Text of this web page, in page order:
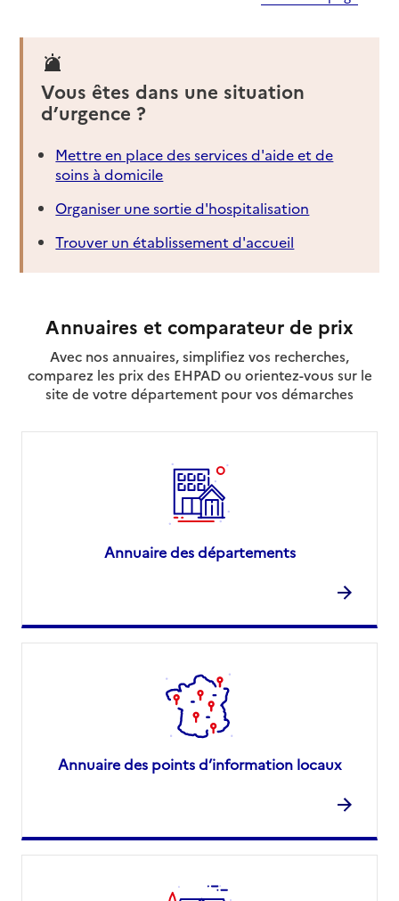
Vous êtes dans une situation
d’urgence ?
Mettre en place des services d'aide et de
soins à domicile
Organiser une sortie d'hospitalisation
Trouver un établissement d'accueil
Annuaires et comparateur de prix
Avec nos annuaires, simplifiez vos recherches,
comparez les prix des EHPAD ou orientez-vous sur le
site de votre département pour vos démarches
Annuaire des départements
Annuaire des points d’information locaux